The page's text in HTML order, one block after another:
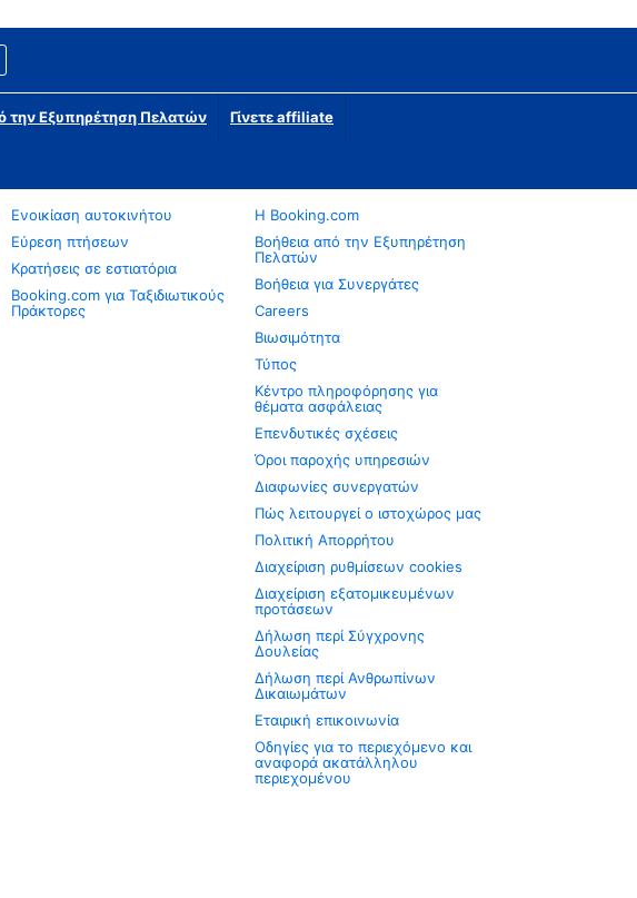
την Εξυπηρέτηση Πελατών Γίνετε affiliate
Ενοικίαση αυτοκινήτου
Εύρεση πτήσεων
Κρατήσεις σε εστιατόρια
Booking.com για Ταξιδιωτικούς
Πράκτορες
Η Booking.com
Βοήθεια από την Εξυπηρέτηση
Πελατών
Βοήθεια για Συνεργάτες
Careers
Βιωσιμότητα
Τύπος
Κέντρο πληροφόρησης για
θέματα ασφάλειας
Επενδυτικές σχέσεις
Όροι παροχής υπηρεσιών
Διαφωνίες συνεργατών
Πώς λειτουργεί ο ιστοχώρος μας
Πολιτική Απορρήτου
Διαχείριση ρυθμίσεων cookies
Διαχείριση εξατομικευμένων
προτάσεων
Δήλωση περί Σύγχρονης
Δουλείας
Δήλωση περί Ανθρωπίνων
Δικαιωμάτων
Εταιρική επικοινωνία
Οδηγίες για το περιεχόμενο και
αναφορά ακατάλληλου
περιεχομένου